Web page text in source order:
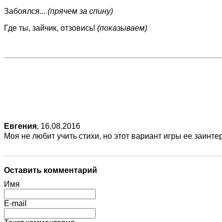
Забоялся... (прячем за спину)
Где ты, зайчик, отзовись! (показываем)
Евгения, 16.08.2016
Моя не любит учить стихи, но этот вариант игры ее
Оставить комментарий
Имя
E-mail